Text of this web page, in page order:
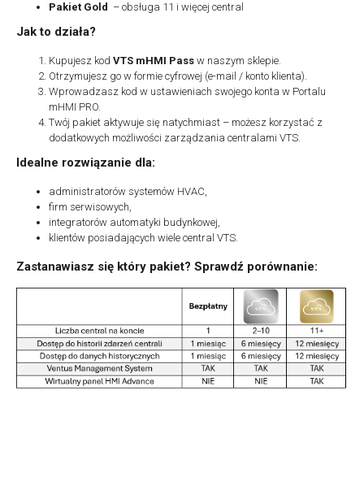
Pakiet Gold – obsługa 11 i więcej central
Jak to działa?
Kupujesz kod VTS mHMI Pass w naszym sklepie.
Otrzymujesz go w formie cyfrowej (e-mail / konto klienta).
Wprowadzasz kod w ustawieniach swojego konta w Portalu
mHMI PRO.
Twój pakiet aktywuje się natychmiast – możesz korzystać z
dodatkowych możliwości zarządzania centralami VTS.
Idealne rozwiązanie dla:
administratorów systemów HVAC,
firm serwisowych,
integratorów automatyki budynkowej,
klientów posiadających wiele central VTS.
Zastanawiasz się który pakiet? Sprawdź porównanie: